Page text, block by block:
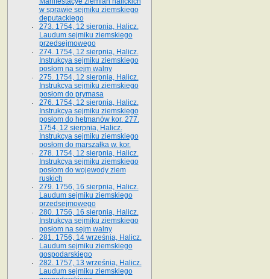
w sprawie sejmiku ziemskiego
deputackiego
273. 1754, 12 sierpnia, Halicz.
Laudum sejmiku ziemskiego
przedsejmowego
274. 1754, 12 sierpnia, Halicz.
Instrukcya sejmiku ziemskiego
posłom na sejm walny
275. 1754, 12 sierpnia, Halicz.
Instrukcya sejmiku ziemskiego
posłom do prymasa
276. 1754, 12 sierpnia, Halicz.
Instrukcya sejmiku ziemskiego
posłom do hetmanów kor. 277.
1754, 12 sierpnia, Halicz.
Instrukcya sejmiku ziemskiego
posłom do marszałka w. kor.
278. 1754, 12 sierpnia, Halicz.
Instrukcya sejmiku ziemskiego
posłom do wojewody ziem
ruskich
279. 1756, 16 sierpnia, Halicz.
Laudum sejmiku ziemskiego
przedsejmowego
280. 1756, 16 sierpnia, Halicz.
Instrukcya sejmiku ziemskiego
posłom na sejm walny
281. 1756, 14 września, Halicz.
Laudum sejmiku ziemskiego
gospodarskiego
282. 1757, 13 września, Halicz.
Laudum sejmiku ziemskiego